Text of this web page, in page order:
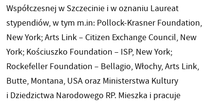
Współczesnej w Szczecinie i w oznaniu Laureat
stypendiów, w tym m.in: Pollock-Krasner Foundation,
New York; Arts Link – Citizen Exchange Council, New
York; Kościuszko Foundation – ISP, New York;
Rockefeller Foundation – Bellagio, Włochy, Arts Link,
Butte, Montana, USA oraz Ministerstwa Kultury
i Dziedzictwa Narodowego RP. Mieszka i pracuje